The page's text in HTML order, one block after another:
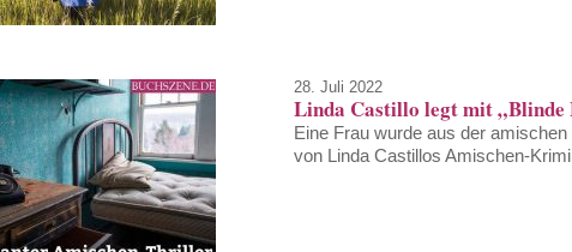
28. Juli 2022
Linda Castillo legt mit
Eine Frau wurde aus der
von Linda Castillos Amischen-Krimi